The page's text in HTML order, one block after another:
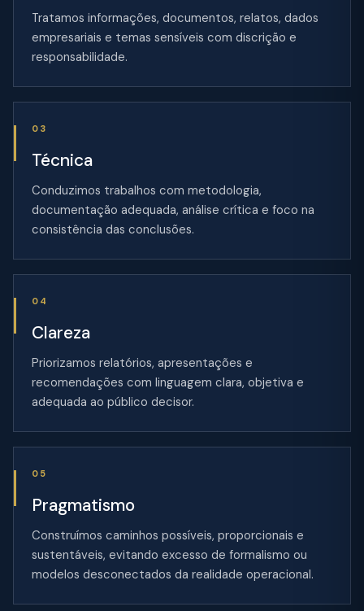
Tratamos informações, documentos, relatos, dados
empresariais e temas sensíveis com discrição e
responsabilidade.
03
Técnica
Conduzimos trabalhos com metodologia,
documentação adequada, análise crítica e foco na
consistência das conclusões.
04
Clareza
Priorizamos relatórios, apresentações e
recomendações com linguagem clara, objetiva e
adequada ao público decisor.
05
Pragmatismo
Construímos caminhos possíveis, proporcionais e
sustentáveis, evitando excesso de formalismo ou
modelos desconectados da realidade operacional.